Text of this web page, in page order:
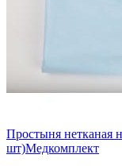
Простыня нетканая
шт)Медкомплект